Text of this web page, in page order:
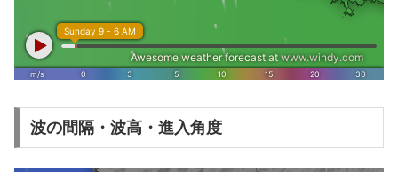
波の間隔・波高・進入角度